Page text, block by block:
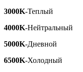
3000K-Теплый
4000K-Нейтральный
5000K-Дневной
6500K-Холодный